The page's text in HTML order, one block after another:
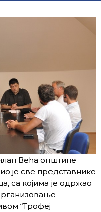
Већа општине
је све представнике
са којима је одржао
“Трофеј